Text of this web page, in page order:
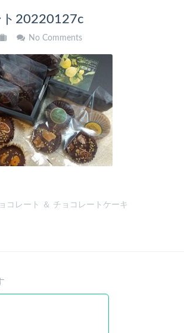
20220127c
No Comments
コレート ＆ チョコレートケーキ